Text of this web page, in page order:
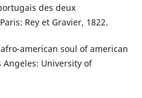
des deux
Rey et Gravier, 1822.
american soul of american
Angeles: University of